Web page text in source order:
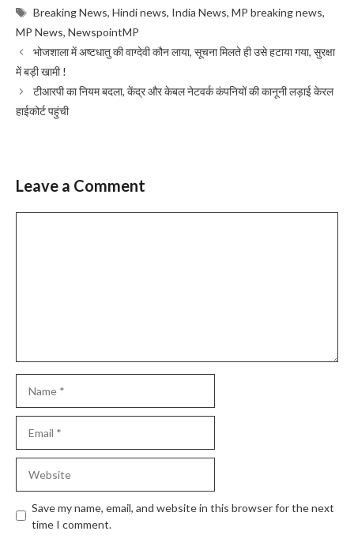
Tags
Breaking News,Hindi news, India News,MP breaking news,
MP News, NewspointMP
भोजशाला में अष्टधातु की वाग्देवी कौन लाया, सूचना मिलते ही उसे हटाया गया, सुरक्षा
में बड़ी खामी !
टीआरपी का नियम बदला, केंद्र और केबल नेटवर्क कंपनियों की कानूनी लड़ाई केरल
हाईकोर्ट पहुंची
Leave a Comment
Save my name, email, and website in this browser for the next
time I comment.